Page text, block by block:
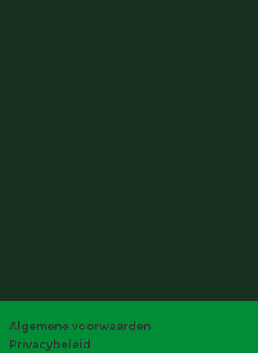
Algemene voorwaarden
Privacybeleid